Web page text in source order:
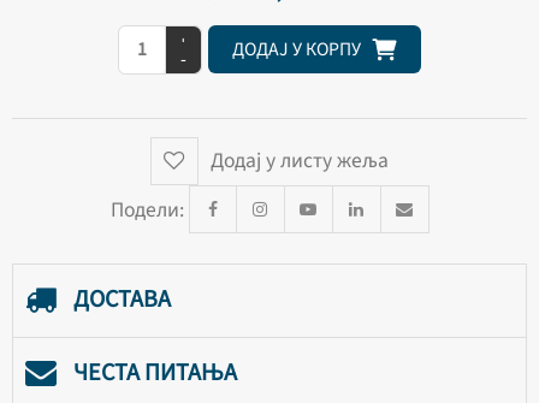
+
-
Додај у листу жеља
Подели:
ДОСТАВА
ЧЕСТА ПИТАЊА